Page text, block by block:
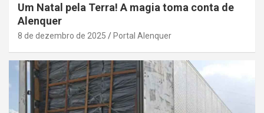
Um Natal pela Terra! A magia toma conta de
Alenquer
8 de dezembro de 2025 Portal Alenquer